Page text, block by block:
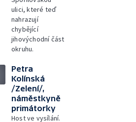
ulici, které teď
nahrazují
chybějící
jihovýchodní část
okruhu.
Petra
Kolínská
/Zelení/,
náměstkyně
primátorky
Host ve vysílání.